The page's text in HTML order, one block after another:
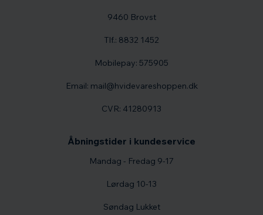
9460 Brovst
Tlf.: 8832 1452
Mobilepay: 575905
Email: mail@hvidevareshoppen.dk
CVR: 41280913
Åbningstider i kundeservice
Mandag - Fredag 9-17
Lørdag 10-13
Søndag Lukket